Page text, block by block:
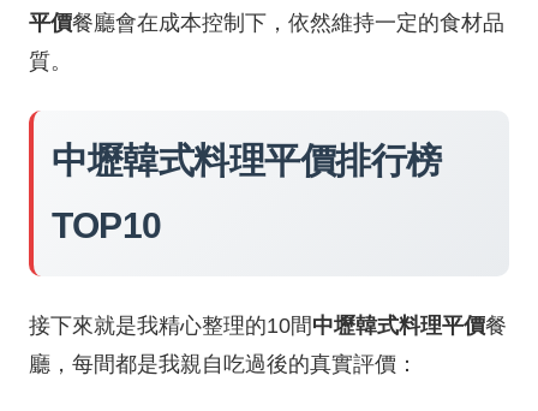
平價餐廳會在成本控制下，依然維持一定的食材品
質。
中壢韓式料理平價排行榜
TOP10
接下來就是我精心整理的10間中壢韓式料理平價餐
廳，每間都是我親自吃過後的真實評價：